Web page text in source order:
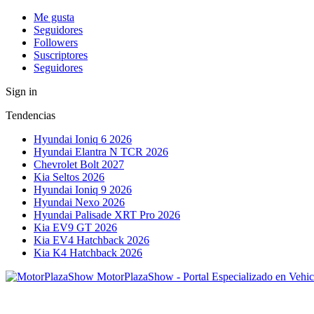
Me gusta
Seguidores
Followers
Suscriptores
Seguidores
Sign in
Tendencias
Hyundai Ioniq 6 2026
Hyundai Elantra N TCR 2026
Chevrolet Bolt 2027
Kia Seltos 2026
Hyundai Ioniq 9 2026
Hyundai Nexo 2026
Hyundai Palisade XRT Pro 2026
Kia EV9 GT 2026
Kia EV4 Hatchback 2026
Kia K4 Hatchback 2026
MotorPlazaShow - Portal Especializado en